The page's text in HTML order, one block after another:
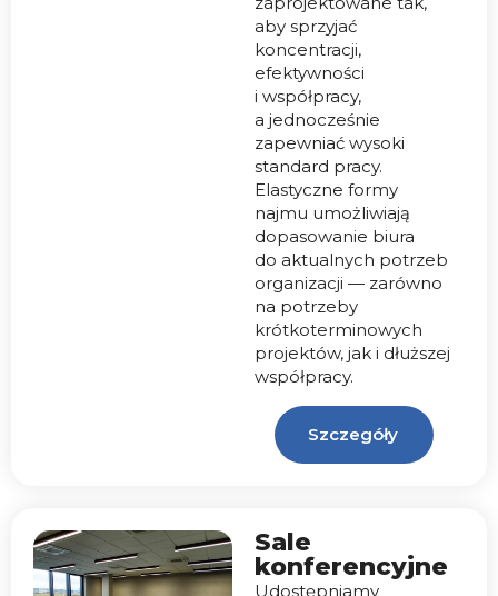
aby sprzyjać
koncentracji,
efektywności
i współpracy,
a jednocześnie
zapewniać wysoki
standard pracy.
Elastyczne formy
najmu umożliwiają
dopasowanie biura
do aktualnych potrzeb
organizacji — zarówno
na potrzeby
krótkoterminowych
projektów, jak i dłuższej
współpracy.
Szczegóły
Sale
konferencyjne
Udostępniamy